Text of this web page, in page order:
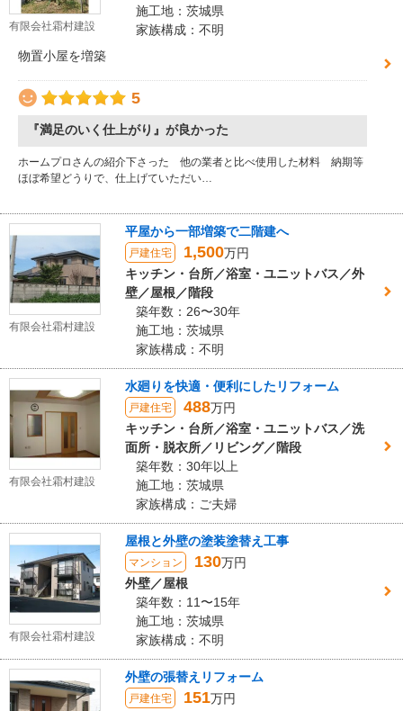
有限会社霜村建設
施工地：茨城県
家族構成：不明
物置小屋を増築
5
『満足のいく仕上がり』が良かった
ホームプロさんの紹介下さった 他の業者と比べ使用した材料 納期等
ほぼ希望どうりで、仕上げていただい…
有限会社霜村建設
平屋から一部増築で二階建へ
戸建住宅 1,500万円
キッチン・台所／浴室・ユニットバス／外
壁／屋根／階段
築年数：26〜30年
施工地：茨城県
家族構成：不明
有限会社霜村建設
水廻りを快適・便利にしたリフォーム
戸建住宅 488万円
キッチン・台所／浴室・ユニットバス／洗
面所・脱衣所／リビング／階段
築年数：30年以上
施工地：茨城県
家族構成：ご夫婦
有限会社霜村建設
屋根と外壁の塗装塗替え工事
マンション 130万円
外壁／屋根
築年数：11〜15年
施工地：茨城県
家族構成：不明
外壁の張替えリフォーム
戸建住宅 151万円